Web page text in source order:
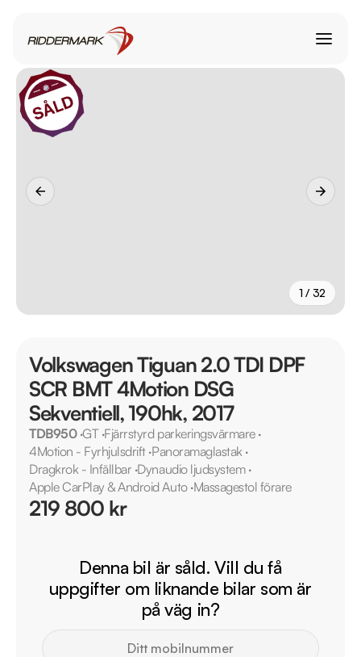
1 / 32
Volkswagen Tiguan 2.0 TDI DPF
SCR BMT 4Motion DSG
Sekventiell, 190hk, 2017
TDB950·GT·Fjärrstyrd parkeringsvärmare·
4Motion - Fyrhjulsdrift·Panoramaglastak·
Dragkrok - Infällbar ·Dynaudio ljudsystem·
Apple CarPlay & Android Auto·Massagestol förare
219 800 kr
Denna bil är såld. Vill du få
uppgifter om liknande bilar som är
på väg in?